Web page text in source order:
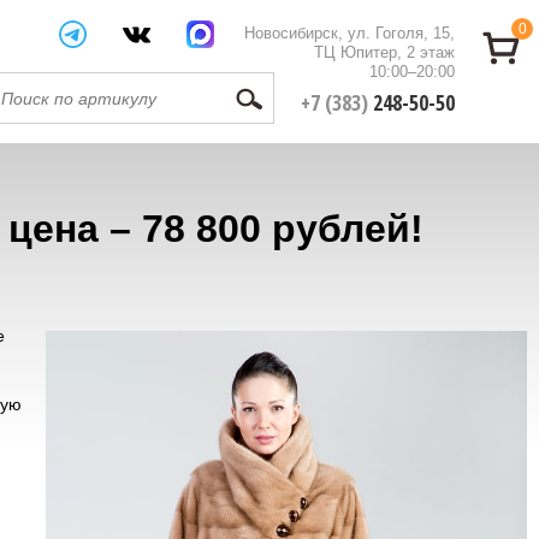
Новосибирск, ул. Гоголя, 15,
ТЦ Юпитер, 2 этаж
10:00–20:00
+7 (383) 248-50-50
0
– 78 800 рублей!